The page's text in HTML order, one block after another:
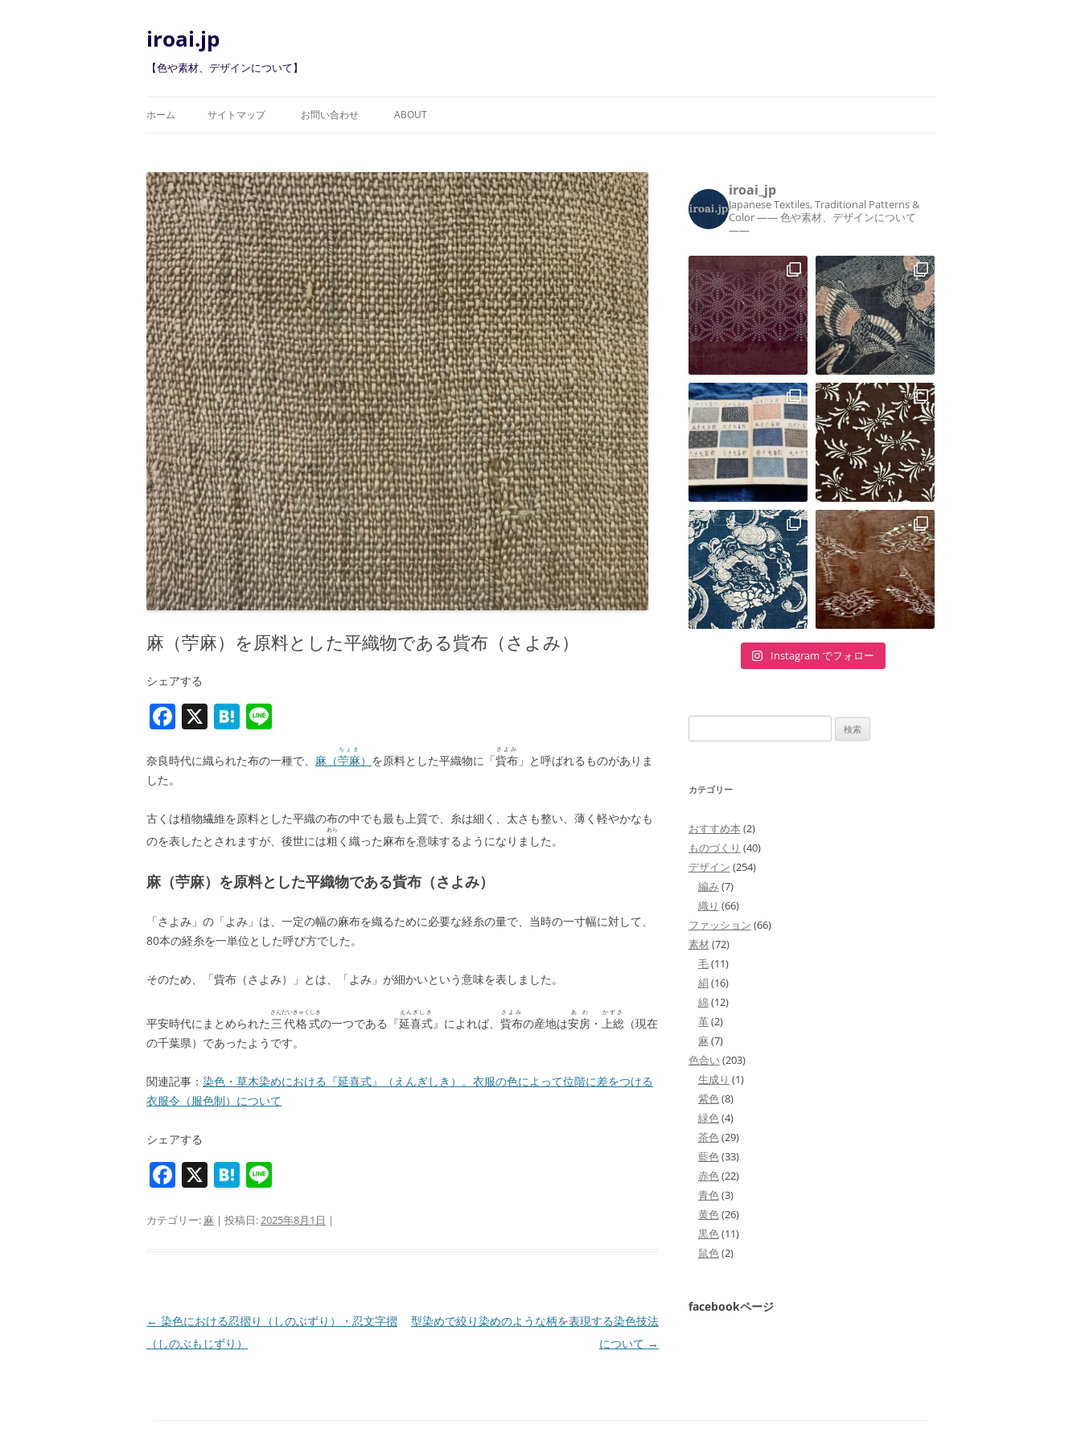
iroai.jp
【色や素材、デザインについて】
ス
キ
ッ
プ
ホーム サイトマップ お問い合わせ ABOUT
麻（苧麻）を原料とした平織物である貲布（さよみ）
シェアする
F
c
b
o
o
k
X H
e
a
e
奈良時代に織られた布の一種で、 麻（苧麻
ちょま
） を原料とした平織物に「貲布
さよみ
」と呼ばれるものがありま
した。
古くは植物繊維を原料とした平織の布の中でも最も上質で、糸は細く、太さも整い、薄く軽やかなも
のを表したとされますが、後世には粗
あら
く織った麻布を意味するようになりました。
麻（苧麻）を原料とした平織物である貲布（さよみ）
「さよみ」の「よみ」は、一定の幅の麻布を織るために必要な経糸の量で、当時の一寸幅に対して、
80本の経糸を一単位とした呼び方でした。
そのため、「貲布（さよみ）」とは、「よみ」が細かいという意味を表しました。
平安時代にまとめられた三代格式
さんだいきゃくしき
の一つである『延喜式
えんぎしき
』によれば、 貲布
さよみ
の産地は安房
あわ
・ 上総
かずさ
（現在
の千葉県）であったようです。
関連記事： 染色・草木染めにおける『延喜式』（えんぎしき）。衣服の色によって位階に差をつける
衣服令（服色制）について
シェアする
F
c
o
k
X H
e e
カテゴリー: 麻 | 投稿日:2025年8月1日 |
投
稿
← 染色における忍摺り（しのぶずり）・忍文字摺
（しのぶもじずり）
型染めで絞り染めのような柄を表現する染色技法
について →
iroai_jp
Japanese Textiles, Traditional Patterns &
Color—— 色や素材、デザインについて
——
Instagram でフォロー
索:
カテゴリー
おすすめ本 (2)
ものづくり (40)
デザイン (254)
編み (7)
織り (66)
ファッション (66)
素材(72)
毛(11)
絹(16)
綿(12)
革(2)
麻 (7)
色合い(203)
生成り (1)
紫色(8)
緑色(4)
茶色(29)
藍色(33)
赤色(22)
青色(3)
黄色(26)
黒色(11)
鼠色(2)
facebookページ